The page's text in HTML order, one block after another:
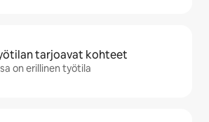
tarjoavat kohteet
on erillinen työtila